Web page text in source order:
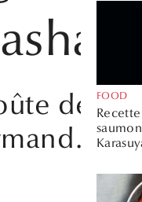
de
FOOD